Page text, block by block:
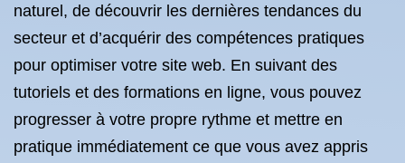
naturel, de découvrir les dernières tendances du
secteur et d’acquérir des compétences pratiques
pour optimiser votre site web. En suivant des
tutoriels et des formations en ligne, vous pouvez
progresser à votre propre rythme et mettre en
pratique immédiatement ce que vous avez appris